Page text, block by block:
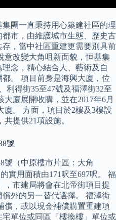
團一直秉持用心築建社區的理
市，由維護城市生態、歷史古
，當中社區重建更需要別具前
意改變大角咀新面貌，恒基集
念，精心結合人、藝術及自
。 項目前身是海興大廈，位
利得街35至47號及福澤街32至
廈展開收購，並在2017年6月
廈。 方面，項目於2樓及3樓設
提供21項設施。
號
號（中原樓市片區：大角
實用面積由171呎至697呎。 福
，市建局將會在北帝街項目提
外的另一替代選擇。 福澤街
償，或以現金補償購置重建項
單位或同區「樓換樓」單位或